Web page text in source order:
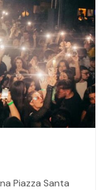
Piazza Santa